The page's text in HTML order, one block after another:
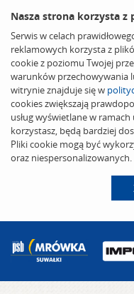
Nasza strona korzysta z
Serwis w celach
reklamowych korzysta z
cookie z poziomu Twojej
warunków przechowywania
witrynie znajduje się w
cookies zwiększają
usług wyświetlane w
korzystasz, będą bardziej
Pliki cookie mogą być
oraz niespersonalizowanych.